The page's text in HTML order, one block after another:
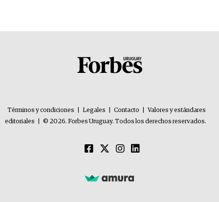
Términos y condiciones Legales Contacto
Valores y estándares
editoriales
© 2026. Forbes Uruguay. Todos los derechos reservados.